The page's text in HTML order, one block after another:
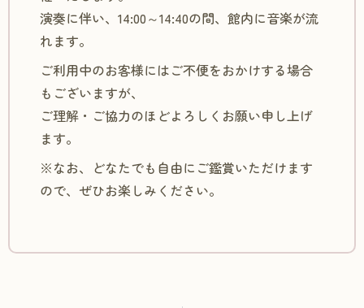
演奏に伴い、14:00～14:40の間、館内に音楽が流
れます。
ご利用中のお客様にはご不便をおかけする場合
もございますが、
ご理解・ご協力のほどよろしくお願い申し上げ
ます。
※なお、どなたでも自由にご鑑賞いただけます
ので、ぜひお楽しみください。